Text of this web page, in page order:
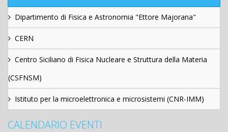
Dipartimento di Fisica e Astronomia "Ettore Majorana"
CERN
Centro Siciliano di Fisica Nucleare e Struttura della Materia
(CSFNSM)
Istituto per la microelettronica e microsistemi (CNR-IMM)
CALENDARIO EVENTI